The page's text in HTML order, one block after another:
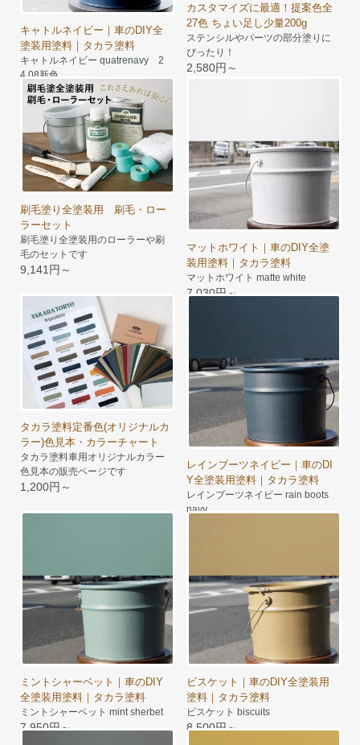
キャトルネイビー｜車のDIY全
塗装用塗料｜タカラ塗料
キャトルネイビー quatrenavy 2
4.08新色
8,500円～
カスタマイズに最適！提案色全
27色 ちょい足し少量200g
ステンシルやパーツの部分塗りに
ぴったり！
2,580円～
刷毛塗り全塗装用 刷毛・ロー
ラーセット
刷毛塗り全塗装用のローラーや刷
毛のセットです
9,141円～
マットホワイト｜車のDIY全塗
装用塗料｜タカラ塗料
マットホワイト matte white
7,030円～
タカラ塗料定番色(オリジナルカ
ラー)色見本・カラーチャート
タカラ塗料車用オリジナルカラー
色見本の販売ページです
1,200円～
レインブーツネイビー｜車のDI
Y全塗装用塗料｜タカラ塗料
レインブーツネイビー rain boots
navy
ミントシャーベット｜車のDIY
全塗装用塗料｜タカラ塗料
ミントシャーベット mint sherbet
7,950円～
ビスケット｜車のDIY全塗装用
塗料｜タカラ塗料
ビスケット biscuits
8,500円～